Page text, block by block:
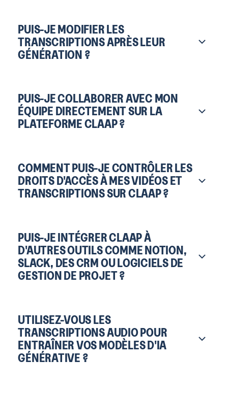
PUIS-JE MODIFIER LES
TRANSCRIPTIONS APRÈS LEUR
GÉNÉRATION ?
PUIS-JE COLLABORER AVEC MON
ÉQUIPE DIRECTEMENT SUR LA
PLATEFORME CLAAP ?
COMMENT PUIS-JE CONTRÔLER LES
DROITS D'ACCÈS À MES VIDÉOS ET
TRANSCRIPTIONS SUR CLAAP ?
PUIS-JE INTÉGRER CLAAP À
D'AUTRES OUTILS COMME NOTION,
SLACK, DES CRM OU LOGICIELS DE
GESTION DE PROJET ?
UTILISEZ-VOUS LES
TRANSCRIPTIONS AUDIO POUR
ENTRAÎNER VOS MODÈLES D'IA
GÉNÉRATIVE ?